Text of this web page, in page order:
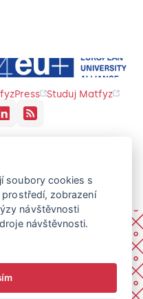
Studuj Matfyz
soubory cookies s
zobrazení
návštěvnosti
návštěvnosti.